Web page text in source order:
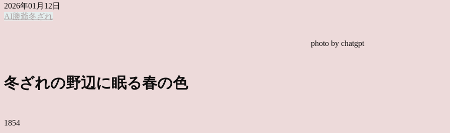
2026年01月12日
AI勝爺冬ざれ
photo by chatgpt
冬ざれの野辺に眠る春の色
1854